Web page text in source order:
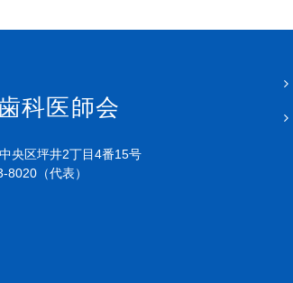
科医師会
央区坪井2丁目4番15号
8020（代表）